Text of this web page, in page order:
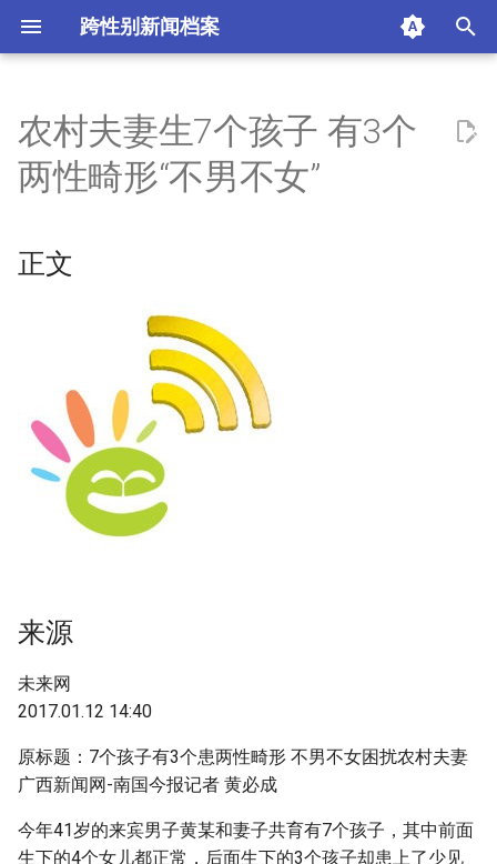
跨性别新闻档案
t
a
a
c
h
正文
1、儿子出生像女孩
2、先天疾病引自卑
3、手术越早做越好
评论区
摘要与附加信息
附加信息 [Processed Page
农村夫妻生7个孩子 有3个
两性畸形“不男不女”
正文
来源
未来网
2017.01.12 14:40
原标题：7个孩子有3个患两性畸形 不男不女困扰农村夫妻
广西新闻网-南国今报记者 黄必成
今年41岁的来宾男子黄某和妻子共育有7个孩子，其中前面
生下的4个女儿都正常，后面生下的3个孩子却患上了少见